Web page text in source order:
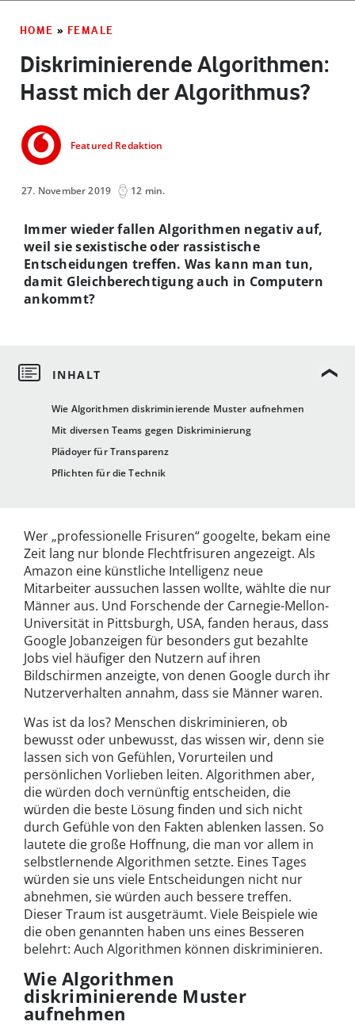
HOME » FEMALE
Diskriminierende Algorithmen:
Hasst mich der Algorithmus?
Featured Redaktion
27. November 2019 12 min.
Wie Algorithmen diskriminierende Muster aufnehmen
Mit diversen Teams gegen Diskriminierung
Plädoyer für Transparenz
Pflichten für die Technik
Immer wieder fallen Algorithmen negativ auf,
weil sie sexistische oder rassistische
Entscheidungen treffen. Was kann man tun,
damit Gleichberechtigung auch in Computern
ankommt?
Wer „professionelle Frisuren“ googelte, bekam eine
Zeit lang nur blonde Flechtfrisuren angezeigt. Als
Amazon eine künstliche Intelligenz neue
Mitarbeiter aussuchen lassen wollte, wählte die nur
Männer aus. Und Forschende der Carnegie-Mellon-
Universität in Pittsburgh, USA, fanden heraus, dass
Google Jobanzeigen für besonders gut bezahlte
Jobs viel häufiger den Nutzern auf ihren
Bildschirmen anzeigte, von denen Google durch ihr
Nutzerverhalten annahm, dass sie Männer waren.
Was ist da los? Menschen diskriminieren, ob
bewusst oder unbewusst, das wissen wir, denn sie
lassen sich von Gefühlen, Vorurteilen und
persönlichen Vorlieben leiten. Algorithmen aber,
die würden doch vernünftig entscheiden, die
würden die beste Lösung finden und sich nicht
durch Gefühle von den Fakten ablenken lassen. So
lautete die große Hoffnung, die man vor allem in
selbstlernende Algorithmen setzte. Eines Tages
würden sie uns viele Entscheidungen nicht nur
abnehmen, sie würden auch bessere treffen.
Dieser Traum ist ausgeträumt. Viele Beispiele wie
die oben genannten haben uns eines Besseren
belehrt: Auch Algorithmen können diskriminieren.
Wie Algorithmen
diskriminierende Muster
aufnehmen